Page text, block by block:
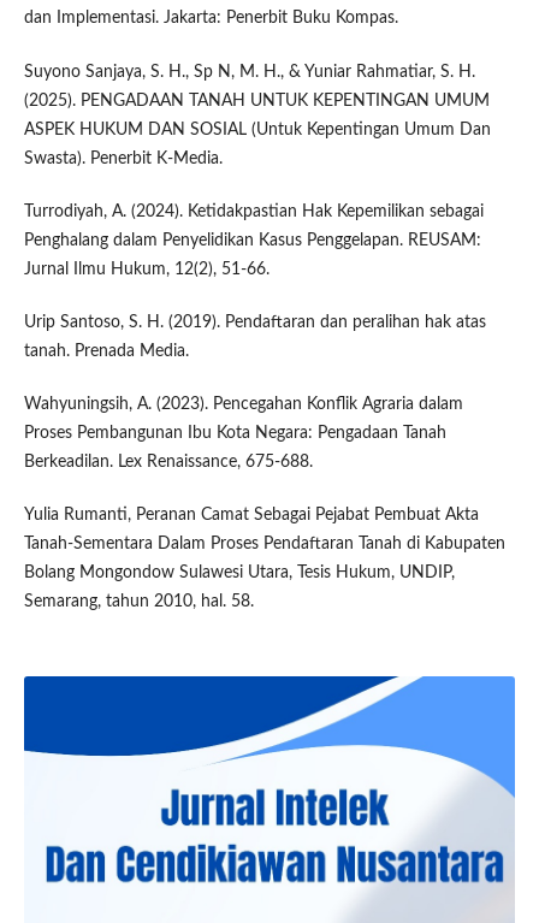
dan Implementasi. Jakarta: Penerbit Buku Kompas.
Suyono Sanjaya, S. H., Sp N, M. H., & Yuniar Rahmatiar, S. H.
(2025). PENGADAAN TANAH UNTUK KEPENTINGAN UMUM
ASPEK HUKUM DAN SOSIAL (Untuk Kepentingan Umum Dan
Swasta). Penerbit K-Media.
Turrodiyah, A. (2024). Ketidakpastian Hak Kepemilikan sebagai
Penghalang dalam Penyelidikan Kasus Penggelapan. REUSAM:
Jurnal Ilmu Hukum, 12(2), 51-66.
Urip Santoso, S. H. (2019). Pendaftaran dan peralihan hak atas
tanah. Prenada Media.
Wahyuningsih, A. (2023). Pencegahan Konflik Agraria dalam
Proses Pembangunan Ibu Kota Negara: Pengadaan Tanah
Berkeadilan. Lex Renaissance, 675-688.
Yulia Rumanti, Peranan Camat Sebagai Pejabat Pembuat Akta
Tanah-Sementara Dalam Proses Pendaftaran Tanah di Kabupaten
Bolang Mongondow Sulawesi Utara, Tesis Hukum, UNDIP,
Semarang, tahun 2010, hal. 58.